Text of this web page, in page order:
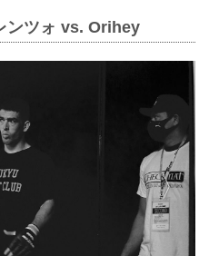
ンツォ vs. Orihey